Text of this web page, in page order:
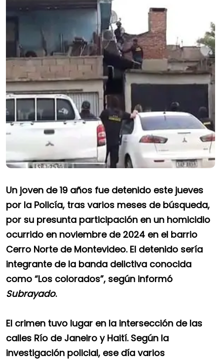
Un joven de 19 años fue detenido este jueves
por la Policía, tras varios meses de búsqueda,
por su presunta participación en un homicidio
ocurrido en noviembre de 2024 en el barrio
Cerro Norte de Montevideo. El detenido sería
integrante de la banda delictiva conocida
como “Los colorados”, según informó
Subrayado.
El crimen tuvo lugar en la intersección de las
calles Río de Janeiro y Haití. Según la
investigación policial, ese día varios